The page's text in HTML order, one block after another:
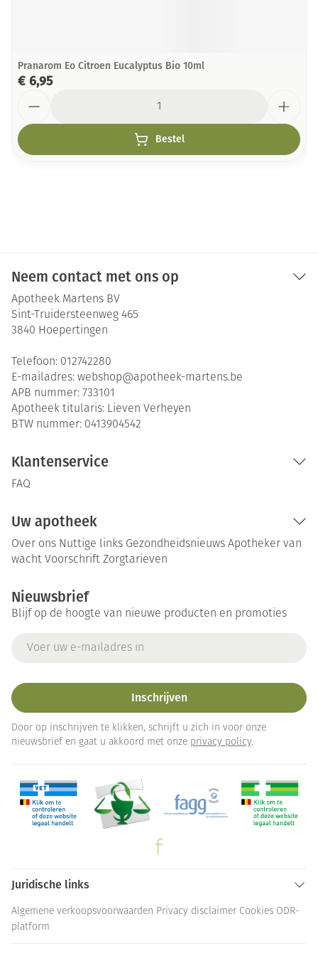
Pranarom Eo Citroen Eucalyptus Bio 10ml
€ 6,95
Bestel
Neem contact met ons op
Apotheek Martens BV
Sint-Truidersteenweg 465
3840 Hoepertingen
Telefoon: 012742280
E-mailadres: webshop@apotheek-martens.be
APB nummer: 733101
Apotheek titularis: Lieven Verheyen
BTW nummer: 0413904542
Klantenservice
FAQ
Uw apotheek
Over ons Nuttige links Gezondheidsnieuws Apotheker van
wacht Voorschrift Zorgtarieven
Nieuwsbrief
Blijf op de hoogte van nieuwe producten en promoties
Inschrijven
Door op inschrijven te klikken, schrijft u zich in voor onze
nieuwsbrief en gaat u akkoord met onze privacy policy.
Juridische links
Algemene verkoopsvoorwaarden Privacy disclaimer Cookies ODR-
platform